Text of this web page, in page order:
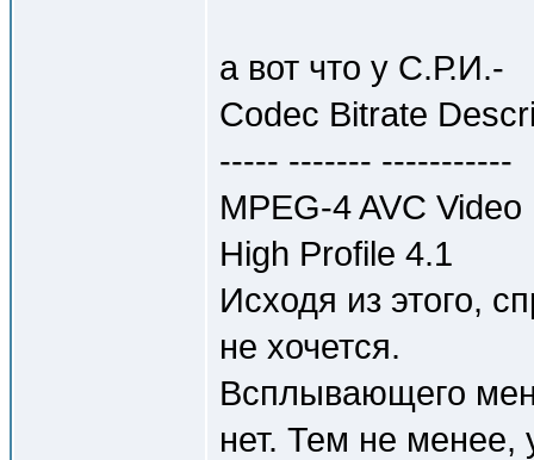
а вот что у С.Р.И.-
Codec Bitrate
----- ------- -----------
MPEG-4 AVC
High Profile 4.1
Исходя из этого,
не хочется.
Всплывающего
нет. Тем не менее,